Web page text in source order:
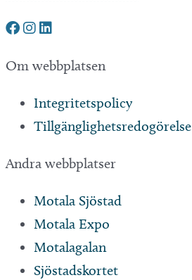
Om webbplatsen
Integritetspolicy
Tillgänglighetsredogörelse
Andra webbplatser
Motala Sjöstad
Motala Expo
Motalagalan
Sjöstadskortet